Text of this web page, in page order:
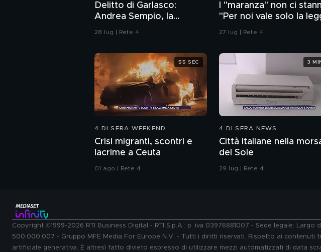
Delitto di Garlasco:
Andrea Sempio, la
Procura di Pavia non ha
28 lug | Rete 4
I "maranza" non ci
"Per noi vale solo la
della strada"
27 lug | Rete 4
4 DI SERA WEEKEND
Crisi migranti, scontri e
lacrime a Ceuta
01 ago | Rete 4
55 SEC
4 DI SERA NEWS
Città italiane nella
del Sole
29 lug | Rete 4
3
Copyright ©1999-2026 RTI Business Digital - RTI S.p.A.: p. iva 03976881007 - Sede legale:
500.000.007 - Gruppo MFE Media For Europe N.V. - Tutti i diritti riservati. Rispetto ai
artificiale generativa. È altresì fatto divieto espresso di utilizzare mezzi automatizzati di data